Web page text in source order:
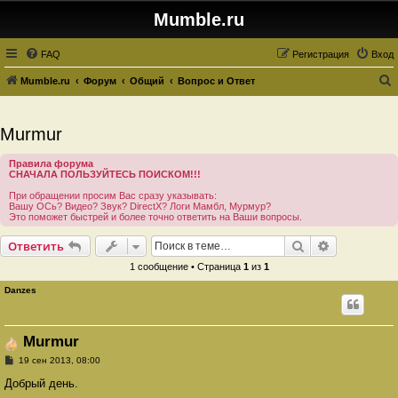
Mumble.ru
FAQ Вход
Регистрация
Mumble.ru Форум Общий Вопрос и Ответ
Murmur
Правила форума
СНАЧАЛА ПОЛЬЗУЙТЕСЬ ПОИСКОМ!!!
При обращении просим Вас сразу указывать:
Вашу ОСь? Видео? Звук? DirectX? Логи Мамбл, Мурмур?
Это поможет быстрей и более точно ответить на Ваши вопросы.
Ответить Поиск
1 сообщение • Страница 1из 1
Danzes
Murmur
С
о
19 сен 2013, 08:00
Добрый день.